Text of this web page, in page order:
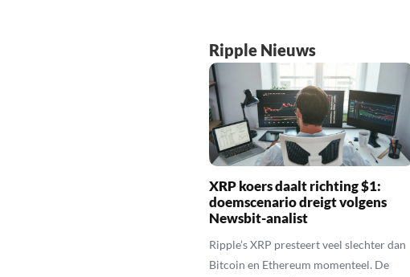
Ripple Nieuws
XRP koers daalt richting $1:
doemscenario dreigt volgens
Newsbit-analist
Ripple’s XRP presteert veel slechter dan
Bitcoin en Ethereum momenteel. De